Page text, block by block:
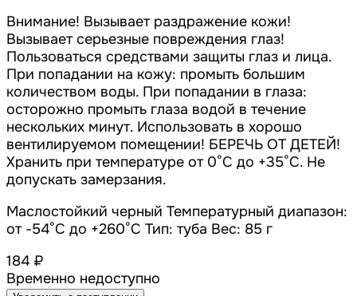
Внимание! Вызывает раздражение кожи!
Вызывает серьезные повреждения глаз!
Пользоваться средствами защиты глаз и лица.
При попадании на кожу: промыть большим
количеством воды. При попадании в глаза:
осторожно промыть глаза водой в течение
нескольких минут. Использовать в хорошо
вентилируемом помещении! БЕРЕЧЬ ОТ ДЕТЕЙ!
Хранить при температуре от 0°С до +35°С. Не
допускать замерзания.
Маслостойкий черный Температурный диапазон:
от -54°C до +260°C Тип: туба Вес: 85 г
184 ₽
Временно недоступно